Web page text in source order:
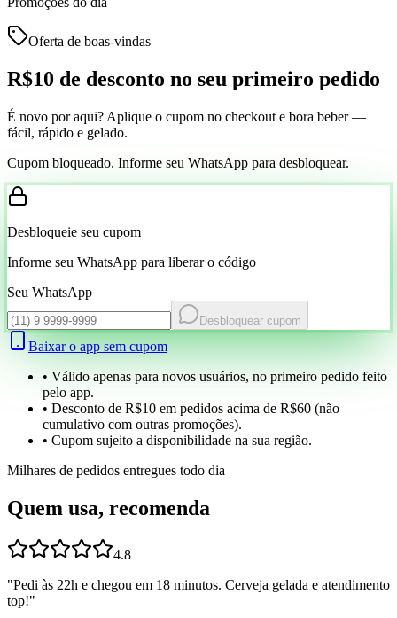
Oferta de boas-vindas
R$10 de desconto no seu primeiro pedido
É novo por aqui? Aplique o cupom no checkout e bora beber —
fácil, rápido e gelado.
Cupom bloqueado. Informe seu WhatsApp para desbloquear.
Desbloqueie seu cupom
Informe seu WhatsApp para liberar o código
Seu WhatsApp
Desbloquear cupom
Baixar o app sem cupom
• Válido apenas para novos usuários, no primeiro pedido feito
pelo app.
• Desconto de R$10 em pedidos acima de R$60 (não
cumulativo com outras promoções).
• Cupom sujeito a disponibilidade na sua região.
Milhares de pedidos entregues todo dia
Quem usa, recomenda
4.8
"Pedi às 22h e chegou em 18 minutos. Cerveja gelada e atendimento
top!"